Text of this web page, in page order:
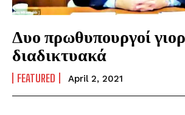
Δυο πρωθυπουργοί
διαδικτυακά
FEATURED April 2, 2021